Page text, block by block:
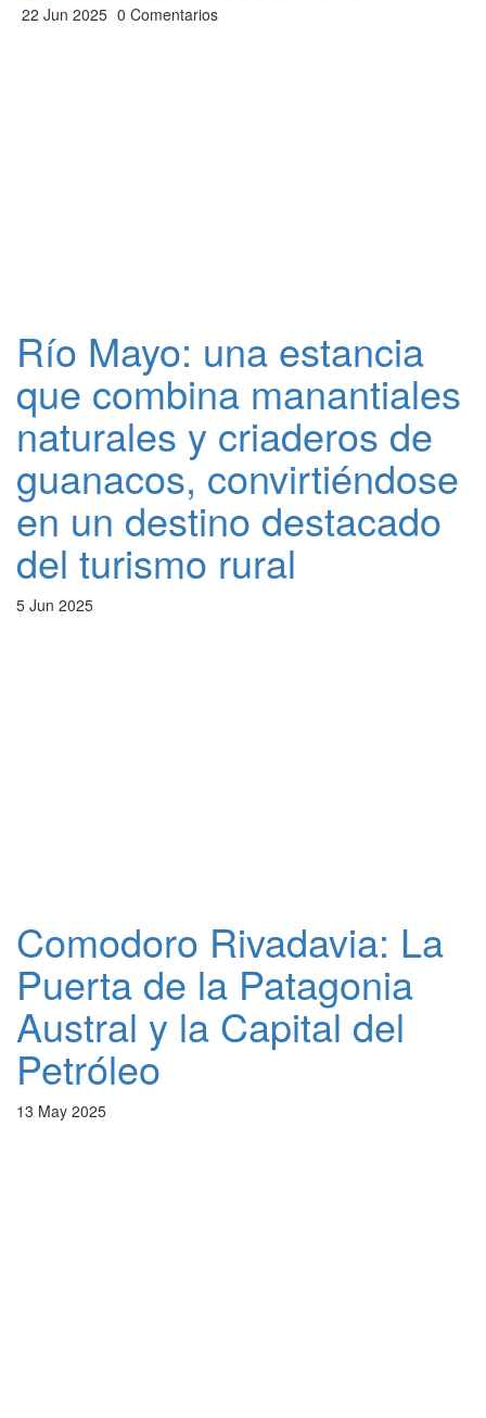
22 Jun 2025 0 Comentarios
Río Mayo: una estancia
que combina manantiales
naturales y criaderos de
guanacos, convirtiéndose
en un destino destacado
del turismo rural
5 Jun 2025
Comodoro Rivadavia: La
Puerta de la Patagonia
Austral y la Capital del
Petróleo
13 May 2025